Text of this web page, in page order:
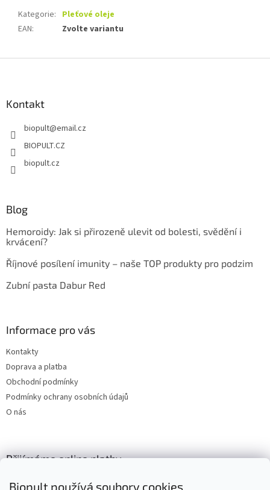
Biopult používá soubory cookies
Kategorie: Pleťové oleje
EAN: Zvolte variantu
Kontakt
biopult@email.cz
BIOPULT.CZ
biopult.cz
Blog
Hemoroidy: Jak si přirozeně ulevit od bolesti, svědění i
krvácení?
Říjnové posílení imunity – naše TOP produkty pro podzim
Zubní pasta Dabur Red
Informace pro vás
Kontakty
Doprava a platba
Obchodní podmínky
Podmínky ochrany osobních údajů
O nás
Přijímáme online platby